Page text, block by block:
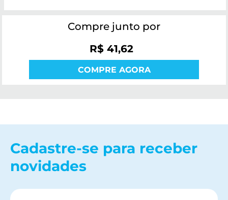
Compre junto por
R$ 41,62
COMPRE AGORA
Cadastre-se para receber
novidades